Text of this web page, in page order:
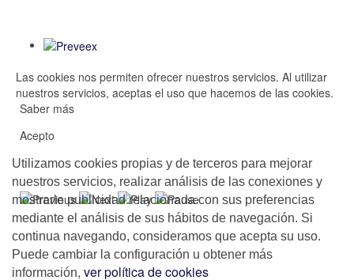
Las cookies nos permiten ofrecer nuestros servicios. Al utilizar
nuestros servicios, aceptas el uso que hacemos de las cookies.
Saber más
Acepto
Utilizamos cookies propias y de terceros para mejorar
nuestros servicios, realizar análisis de las conexiones y
mostrarle publicidad relacionada con sus preferencias
mediante el análisis de sus hábitos de navegación. Si
continua navegando, consideramos que acepta su uso.
Puede cambiar la configuración u obtener más
información, ver política de cookies